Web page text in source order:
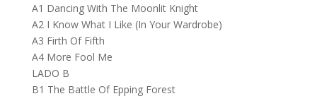
A1 Dancing With The Moonlit Knight
A2 I Know What I Like (In Your Wardrobe)
A3 Firth Of Fifth
A4 More Fool Me
LADO B
B1 The Battle Of Epping Forest